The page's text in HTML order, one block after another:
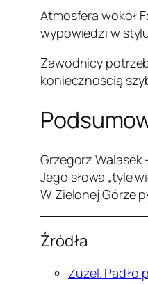
Atmosfera wokół
wypowiedzi w
Zawodnicy
koniecznością
Grzegorz
Jego słowa „tyle
W Zielonej Górze
Źródła
Żużel. Padło